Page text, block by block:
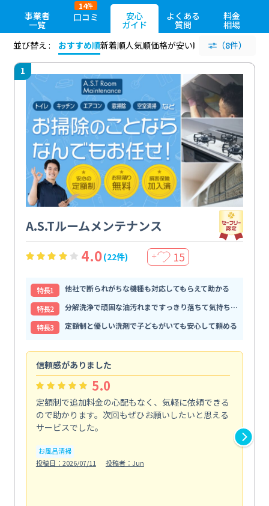
事業者
一覧
口コミ
14件
安心
ガイド
よくある
質問
料金
相場
並び替え :
おすすめ順新着順人気順価格が安い順 評価が高い順
（8件）
1
A.S.Tルームメンテナンス
4.0(22件) ＋ 15
特⻑1
他社で断られがちな機種も対応してもらえて助かる
特⻑2
分解洗浄で頑固な油汚れまですっきり落ちて気持ちいい
特⻑3
定額制と優しい洗剤で子どもがいても安心して頼める
信頼感がありました
5.0
定額制で追加料金の心配もなく、気軽に依頼できる
ので助かります。次回もぜひお願いしたいと思える
サービスでした。
お風呂清掃
投稿日：2026/07/11
投稿者：Jun